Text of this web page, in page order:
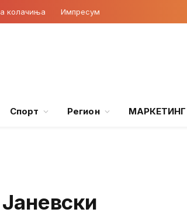
колачиња Импресум
Спорт Регион МАРКЕТИНГ